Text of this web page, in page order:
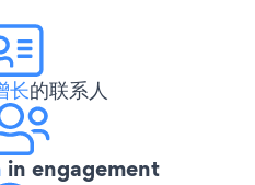
长的联系人
in engagement